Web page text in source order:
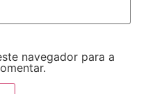
navegador para a